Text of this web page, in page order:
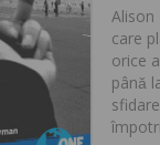
Alison
care
orice
până